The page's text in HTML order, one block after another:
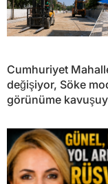
Cumhuriyet
değişiyor, Söke
görünüme